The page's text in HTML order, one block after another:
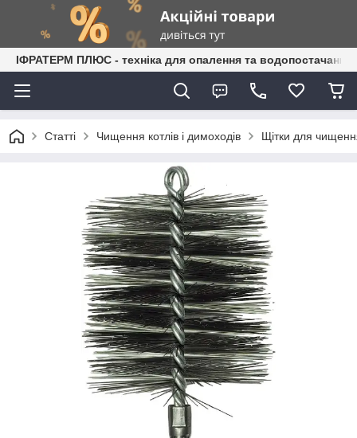
ІФРАТЕРМ ПЛЮС - техніка для опалення та водопостачання
Статті Чищення котлів і димоходів Щітки для